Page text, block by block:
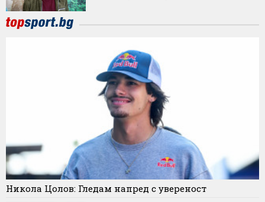
Никола Цолов: Гледам напред с увереност